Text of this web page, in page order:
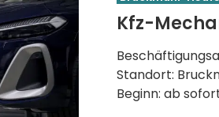
Kfz-
Standort:
Beginn: ab